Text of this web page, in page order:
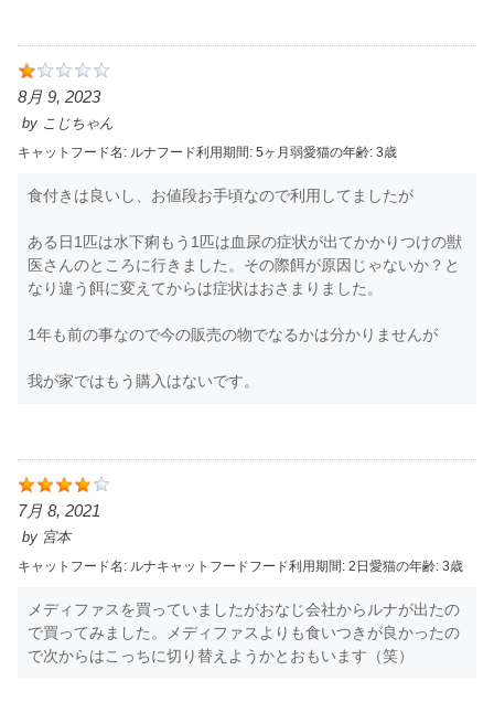
8月 9, 2023
by こじちゃん
キャットフード名: ルナフード利用期間: 5ヶ月弱愛猫の年齢: 3歳
食付きは良いし、お値段お手頃なので利用してましたが
ある日1匹は水下痢もう1匹は血尿の症状が出てかかりつけの獣
医さんのところに行きました。その際餌が原因じゃないか？と
なり違う餌に変えてからは症状はおさまりました。
1年も前の事なので今の販売の物でなるかは分かりませんが
我が家ではもう購入はないです。
7月 8, 2021
by 宮本
キャットフード名: ルナキャットフードフード利用期間: 2日愛猫の年齢: 3歳
メディファスを買っていましたがおなじ会社からルナが出たの
で買ってみました。メディファスよりも食いつきが良かったの
で次からはこっちに切り替えようかとおもいます（笑）